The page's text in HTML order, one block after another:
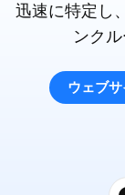
迅速に特定し
ンク
ウェブ